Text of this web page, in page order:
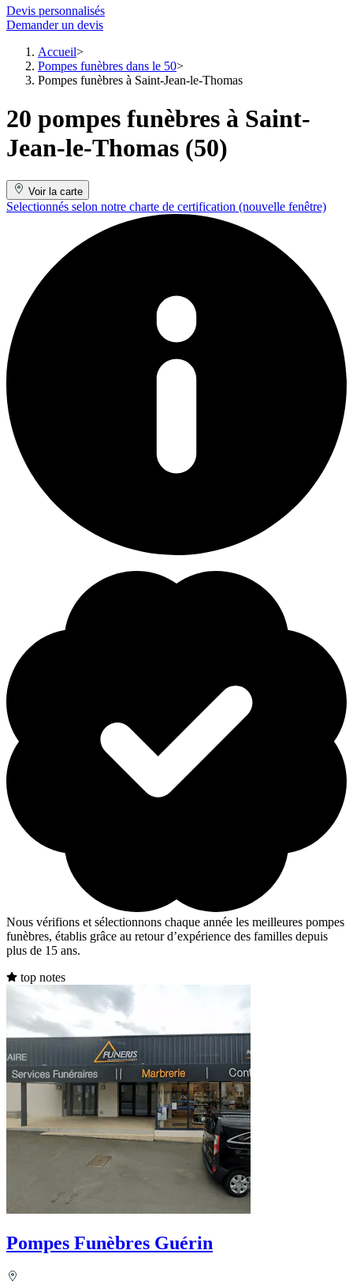
Devis personnalisés
Demander un devis
Accueil
Pompes funèbres dans le 50
Pompes funèbres à Saint-Jean-le-Thomas
20 pompes funèbres à Saint-
Jean-le-Thomas (50)
Voir la carte
Selectionnés selon notre charte de certification (nouvelle fenêtre)
Nous vérifions et sélectionnons chaque année les meilleures pompes
funèbres, établis grâce au retour d’expérience des familles depuis
plus de 15 ans.
top notes
Pompes Funèbres Guérin